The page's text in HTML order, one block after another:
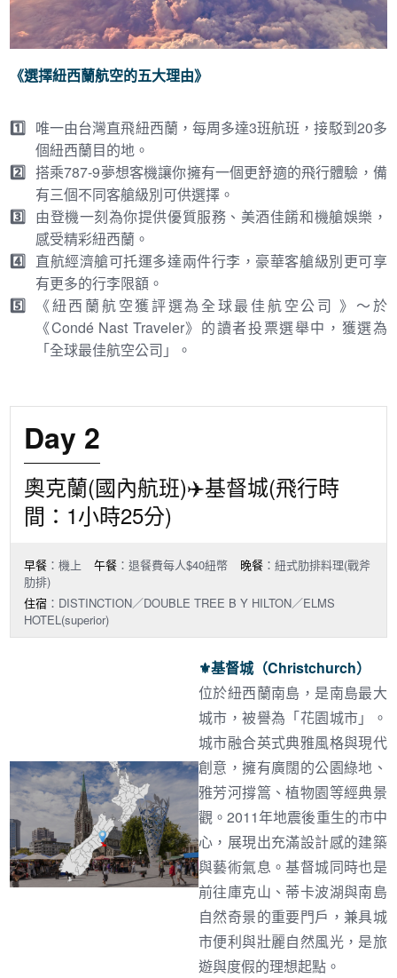
《選擇紐西蘭航空的五大理由》
1️⃣ 唯一由台灣直飛紐西蘭，每周多達3班航班，接駁到20多
個紐西蘭目的地。
2️⃣ 搭乘787-9夢想客機讓你擁有一個更舒適的飛行體驗，備
有三個不同客艙級別可供選擇。
3️⃣ 由登機一刻為你提供優質服務、美酒佳餚和機艙娛樂，
感受精彩紐西蘭。
4️⃣ 直航經濟艙可托運多達兩件行李，豪華客艙級別更可享
有更多的行李限額。
5️⃣
《紐西蘭航空獲評選為全球最佳航空公司 》～於
《Condé Nast Traveler》的讀者投票選舉中，獲選為
「全球最佳航空公司」。
Day 2
奧克蘭(國內航班)✈️基督城(飛行時
間：1小時25分)
早餐 ：機上 午餐 ：退餐費每人$40紐幣 晚餐 ：紐式肋排料理(戰斧
肋排)
住宿 ：DISTINCTION／DOUBLE TREE B Y HILTON／ELMS
HOTEL(superior)
⚜︎基督城（Christchurch）
位於紐西蘭南島，是南島最大
城市，被譽為「花園城市」。
城市融合英式典雅風格與現代
創意，擁有廣闊的公園綠地、
雅芳河撐篙、植物園等經典景
觀。2011年地震後重生的市中
心，展現出充滿設計感的建築
與藝術氣息。基督城同時也是
前往庫克山、蒂卡波湖與南島
自然奇景的重要門戶，兼具城
市便利與壯麗自然風光，是旅
遊與度假的理想起點。